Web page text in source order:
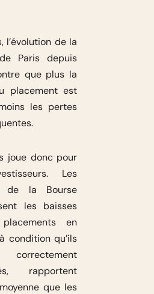
l’évolution de la
Paris depuis
que plus la
placement est
les pertes
joue donc pour
Les
de la Bourse
les baisses
en
condition qu’ils
rapportent
que les